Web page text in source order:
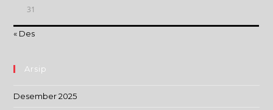
31
« Des
Arsip
Desember 2025